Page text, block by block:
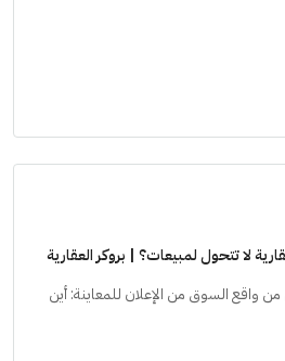
لا تتحول لمبيعات؟ | بروكر العقارية
واقع السوق من الإعلان للمعاينة: أين